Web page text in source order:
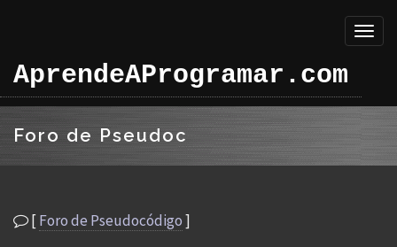
AprendeAProgramar.com
Foro de Pseudoc
[Foro de Pseudocódigo]